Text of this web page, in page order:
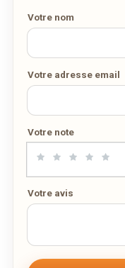
Votre nom
Votre adresse email
Votre note
Votre avis